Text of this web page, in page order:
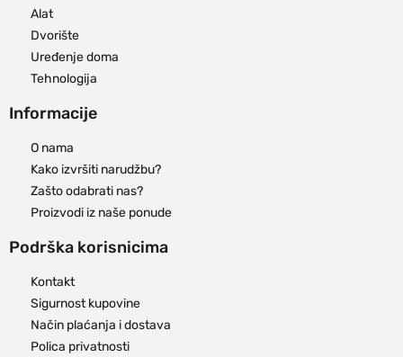
Alat
Dvorište
Uređenje doma
Tehnologija
Informacije
O nama
Kako izvršiti narudžbu?
Zašto odabrati nas?
Proizvodi iz naše ponude
Podrška korisnicima
Kontakt
Sigurnost kupovine
Način plaćanja i dostava
Polica privatnosti